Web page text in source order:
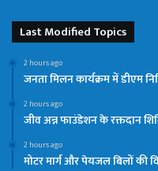
Last Modified Topics
2 hours ago
जनता मिलन कार्यक्रम में डीएम
2 hours ago
जीव अन्न फाउंडेशन के रक्तदान
2 hours ago
मोटर मार्ग और पेयजल बिलों की